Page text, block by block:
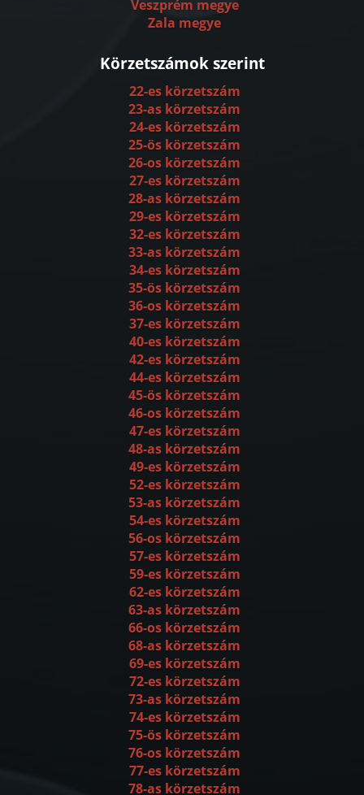
Veszprém megye
Zala megye
Körzetszámok szerint
22-es körzetszám
23-as körzetszám
24-es körzetszám
25-ös körzetszám
26-os körzetszám
27-es körzetszám
28-as körzetszám
29-es körzetszám
32-es körzetszám
33-as körzetszám
34-es körzetszám
35-ös körzetszám
36-os körzetszám
37-es körzetszám
40-es körzetszám
42-es körzetszám
44-es körzetszám
45-ös körzetszám
46-os körzetszám
47-es körzetszám
48-as körzetszám
49-es körzetszám
52-es körzetszám
53-as körzetszám
54-es körzetszám
56-os körzetszám
57-es körzetszám
59-es körzetszám
62-es körzetszám
63-as körzetszám
66-os körzetszám
68-as körzetszám
69-es körzetszám
72-es körzetszám
73-as körzetszám
74-es körzetszám
75-ös körzetszám
76-os körzetszám
77-es körzetszám
78-as körzetszám